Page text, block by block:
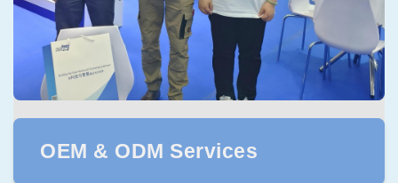
OEM & ODM Services